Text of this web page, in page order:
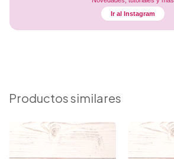
Ir al Instagram
Productos similares